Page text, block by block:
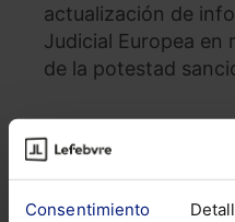
Consentimiento
actualización de
Judicial Europea en
de la potestad
La CNMC puede
pudiendo ser
ministeriales, las